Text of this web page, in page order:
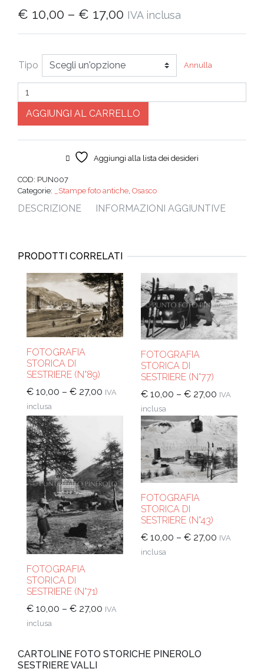
€ 10,00 – € 17,00 IVA inclusa
Tipo Annulla
Quantità
AGGIUNGI AL CARRELLO
Aggiungi alla lista dei desideri
COD: PUN007
Categorie:
_Stampe foto antiche Osasco
DESCRIZIONE INFORMAZIONI AGGIUNTIVE
PRODOTTI CORRELATI
FOTOGRAFIA
STORICA DI
SESTRIERE (N°89)
€ 10,00 – € 27,00 IVA
inclusa
FOTOGRAFIA
STORICA DI
SESTRIERE (N°77)
€ 10,00 – € 27,00 IVA
inclusa
FOTOGRAFIA
STORICA DI
SESTRIERE (N°71)
€ 10,00 – € 27,00 IVA
inclusa
FOTOGRAFIA
STORICA DI
SESTRIERE (N°43)
€ 10,00 – € 27,00 IVA
inclusa
CARTOLINE FOTO STORICHE PINEROLO
SESTRIERE VALLI